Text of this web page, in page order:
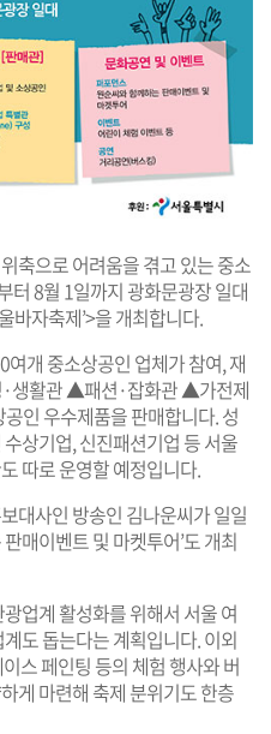
축으로 어려움을 겪고 있는 중소
터 8월 1일까지 광화문광장 일대
바자축제’>을 개최합니다.
개 중소상공인 업체가 참여, 재
생활관 ▲패션·잡화관 ▲가전제
인 우수제품을 판매합니다. 성
상기업, 신진패션기업 등 서울
따로 운영할 예정입니다.
대사인 방송인 김나운씨가 일일
매이벤트 및 마켓투어’도 개최
업계 활성화를 위해서 서울 여
도 돕는다는 계획입니다. 이외
스 페인팅 등의 체험 행사와 버
게 마련해 축제 분위기도 한층